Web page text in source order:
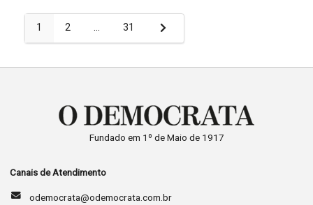
Paginação
de
1 2 … 31
Fundado em 1º de Maio de 1917
Canais de Atendimento
odemocrata@odemocrata.com.br